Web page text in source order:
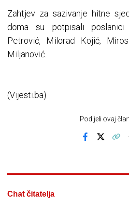
Zahtjev za sazivanje hitne
doma su potpisali poslanici
Petrović, Milorad Kojić,
Miljanović.
(Vijesti.ba)
Podijeli ovaj
Chat čitatelja